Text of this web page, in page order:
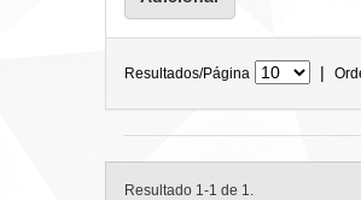
Resultados/Página |
Resultado 1-1 de 1.